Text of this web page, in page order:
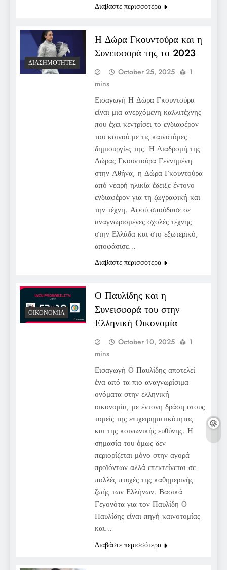
Διαβάστε περισσότερα
ΔΙΑΣΗΜΌΤΗΤΕΣ
Η Δώρα Γκουντούρα και η
Συνεισφορά της το 2023
October 25, 2025
1
mins
Εισαγωγή Η Δώρα Γκουντούρα
είναι μια ανερχόμενη καλλιτέχνης
που έχει κεντρίσει το ενδιαφέρον
του κοινού με τις καινοτόμες
δημιουργίες της. Η Διαδρομή της
Δώρας Γκουντούρα Γεννημένη
στην Αθήνα, η Δώρα Γκουντούρα
από νεαρή ηλικία έδειξε έντονο
ενδιαφέρον για τη ζωγραφική και
την τέχνη. Αφού σπούδασε σε
αναγνωρισμένες σχολές τέχνης
στην Ελλάδα και στο εξωτερικό,
αποφάσισε…
Διαβάστε περισσότερα
ΟΙΚΟΝΟΜΊΑ
Ο Παυλίδης και η
Συνεισφορά του στην
Ελληνική Οικονομία
October 10, 2025
1
mins
Εισαγωγή Ο Παυλίδης αποτελεί
ένα από τα πιο αναγνωρίσιμα
ονόματα στην ελληνική
οικονομία, με έντονη δράση στους
τομείς της επιχειρηματικότητας
και της κοινωνικής ευθύνης. Η
σημασία του όμως δεν
περιορίζεται μόνο στην αγορά
προϊόντων αλλά επεκτείνεται σε
πολλές πτυχές της καθημερινής
ζωής των Ελλήνων. Βασικά
Γεγονότα για τον Παυλίδη Ο
Παυλίδης είναι πηγή καινοτομίας
και…
Διαβάστε περισσότερα